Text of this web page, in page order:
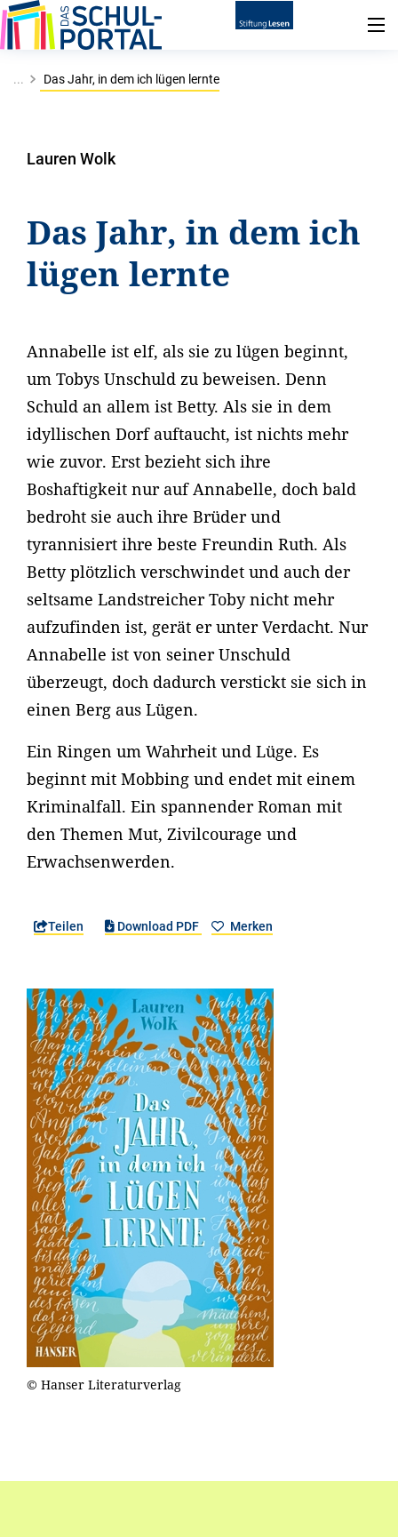
... Das Jahr, in dem ich lügen lernte
Lauren Wolk
Das Jahr, in dem ich
lügen lernte
Annabelle ist elf, als sie zu lügen beginnt,
um Tobys Unschuld zu beweisen. Denn
Schuld an allem ist Betty. Als sie in dem
idyllischen Dorf auftaucht, ist nichts mehr
wie zuvor. Erst bezieht sich ihre
Boshaftigkeit nur auf Annabelle, doch bald
bedroht sie auch ihre Brüder und
tyrannisiert ihre beste Freundin Ruth. Als
Betty plötzlich verschwindet und auch der
seltsame Landstreicher Toby nicht mehr
aufzufinden ist, gerät er unter Verdacht. Nur
Annabelle ist von seiner Unschuld
überzeugt, doch dadurch verstickt sie sich in
einen Berg aus Lügen.
Ein Ringen um Wahrheit und Lüge. Es
beginnt mit Mobbing und endet mit einem
Kriminalfall. Ein spannender Roman mit
den Themen Mut, Zivilcourage und
Erwachsenwerden.
Teilen Download PDF Merken
© Hanser Literaturverlag